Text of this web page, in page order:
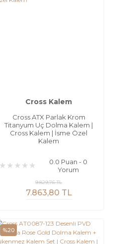
Cross Kalem
Cross ATX Parlak Krom
Titanyum Uç Dolma Kalem |
Cross Kalem | İsme Özel
Kalem
0.0 Puan - 0
Yorum
7.863,80 TL
9.829,76 TL
%20